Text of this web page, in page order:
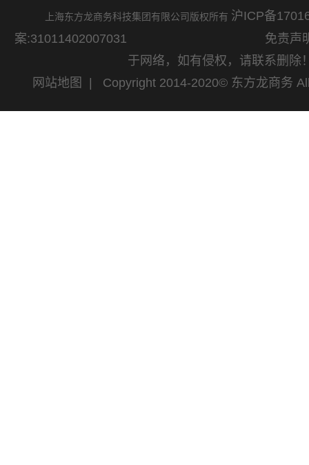
上海东方龙商务科技集团有限公司版权所有 沪ICP备
案:31011402007031 免责声明：网站
于网络，如有侵权，请联系删除
网站地图
| Copyright 2014-2020© 东方龙商务